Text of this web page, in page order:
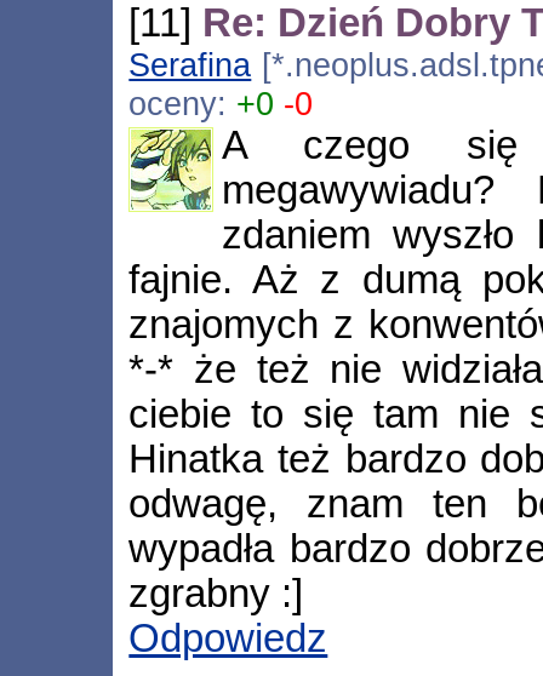
[11] Re: Dzień Dobry
Serafina
oceny: +0 -0
A czego się
zdaniem
fajnie. Aż z dumą
znajomych z
*-* że też nie
ciebie to się tam nie
Hinatka też bardzo
odwagę, znam ten
wypadła bardzo
zgrabny :]
Odpowiedz